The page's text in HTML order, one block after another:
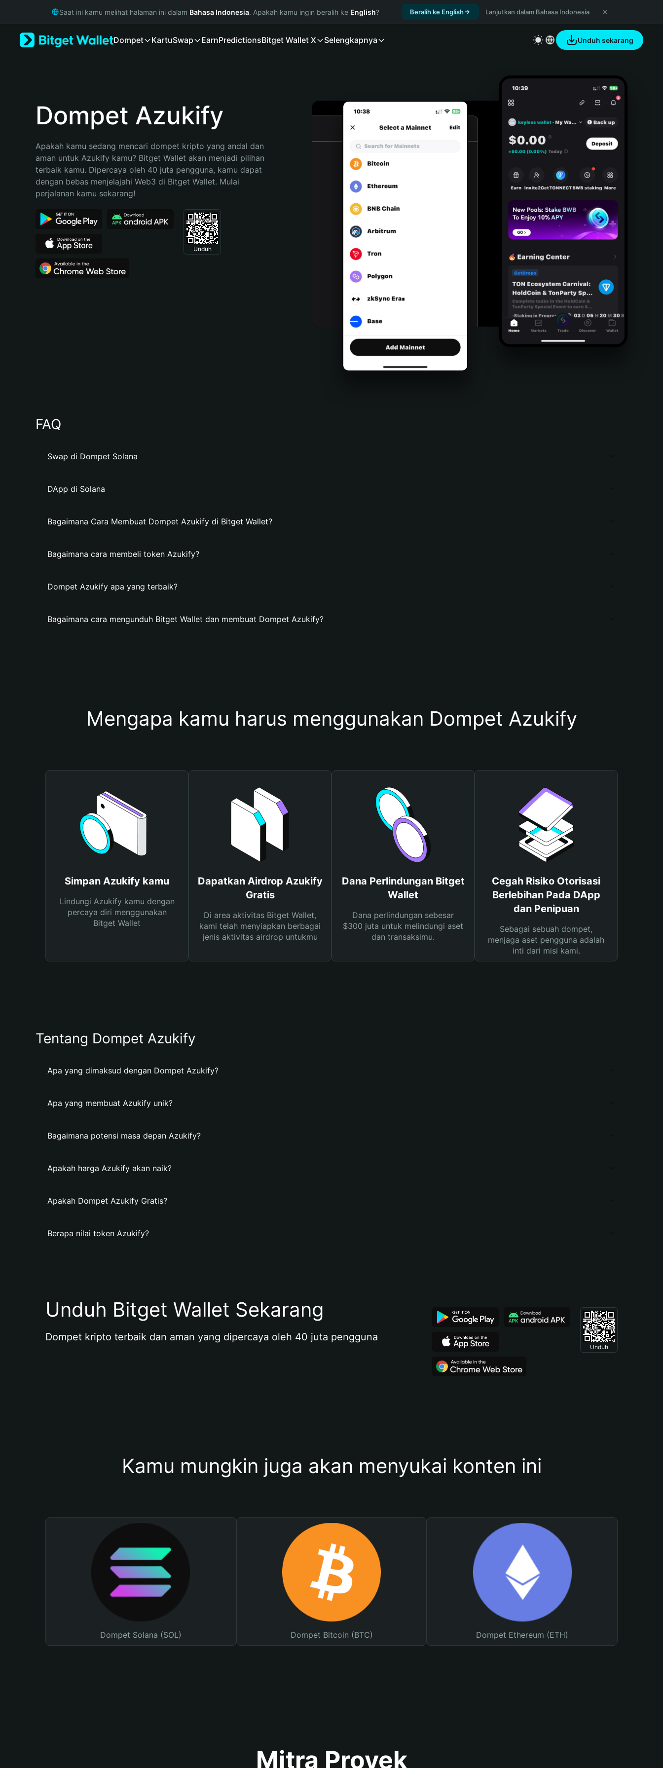
Русский
Bahasa Indonesia
Español (Argentina)
Saat ini kamu melihat halaman ini dalam Bahasa Indonesia. Apakah kamu ingin beralih ke English? Beralih ke English Lanjutkan dalam Bahasa Indonesia
Dompet KartuSwap EarnPredictionsBitget Wallet X Selengkapnya Unduh sekarang
Dompet Azukify
Apakah kamu sedang mencari dompet kripto yang andal dan
aman untuk Azukify kamu? Bitget Wallet akan menjadi pilihan
terbaik kamu. Dipercaya oleh 40 juta pengguna, kamu dapat
dengan bebas menjelajahi Web3 di Bitget Wallet. Mulai
perjalanan kamu sekarang!
Unduh
FAQ
Swap di Dompet Solana
DApp di Solana
Bagaimana Cara Membuat Dompet Azukify di Bitget Wallet?
Bagaimana cara membeli token Azukify?
Dompet Azukify apa yang terbaik?
Bagaimana cara mengunduh Bitget Wallet dan membuat Dompet Azukify?
Mengapa kamu harus menggunakan Dompet Azukify
Simpan Azukify kamu
Lindungi Azukify kamu dengan
percaya diri menggunakan
Bitget Wallet
Dapatkan Airdrop Azukify
Gratis
Di area aktivitas Bitget Wallet,
kami telah menyiapkan berbagai
jenis aktivitas airdrop untukmu
Dana Perlindungan Bitget
Wallet
Dana perlindungan sebesar
$300 juta untuk melindungi aset
dan transaksimu.
Cegah Risiko Otorisasi
Berlebihan Pada DApp
dan Penipuan
Sebagai sebuah dompet,
menjaga aset pengguna adalah
inti dari misi kami.
Tentang Dompet Azukify
Apa yang dimaksud dengan Dompet Azukify?
Apa yang membuat Azukify unik?
Bagaimana potensi masa depan Azukify?
Apakah harga Azukify akan naik?
Apakah Dompet Azukify Gratis?
Berapa nilai token Azukify?
Unduh Bitget Wallet Sekarang
Dompet kripto terbaik dan aman yang dipercaya oleh 40 juta pengguna
Unduh
Kamu mungkin juga akan menyukai konten ini
Dompet Solana (SOL) Dompet Bitcoin (BTC) Dompet Ethereum (ETH)
Mitra Proyek